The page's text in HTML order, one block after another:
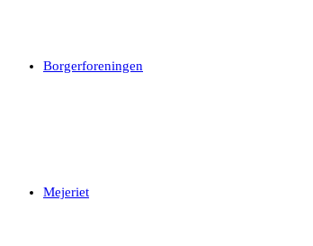
Borgerforeningen
Mejeriet